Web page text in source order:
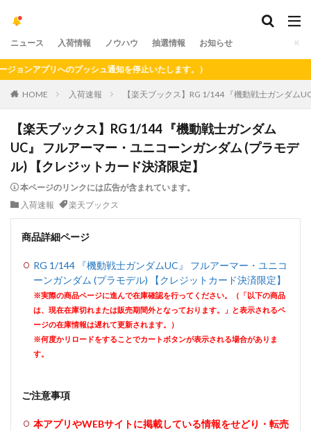
ニュース 入荷情報 ノウハウ 抽選情報 お知らせ
プリへのプッシュ通知を停止いたします。）
HOME 入荷速報 【楽天ブックス】RG 1/144 『機動戦士ガンダム
【楽天ブックス】RG 1/144 『機動戦士ガンダム
UC』 フルアーマー・ユニコーンガンダム (プラモデ
ル) 【クレジットカード決済限定】
本ページのリンクには広告が含まれています。
入荷速報
楽天ブックス
商品詳細ページ
RG 1/144 『機動戦士ガンダムUC』 フルアーマー・ユニコ
ーンガンダム (プラモデル) 【クレジットカード決済限定】
※実際の商品ページに進んで在庫確認を行ってください。（「以下の商品
は、現在在庫切れまたは販売期間外となっております。」と表示されるペ
ージの在庫情報は遅れて更新されます。）
※何度かリロードをすることでカートボタンが表示される場合がありま
す。
ご注意事項
本アプリやWEBサイトに掲載している情報をせどり・転売